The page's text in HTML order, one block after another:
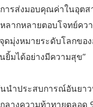
ารส่งมอบคุณค่าในอุต
ากหลายตอบโจทย์คว
ดมุ่งหมายระดับโลกของ
ยิ้มได้อย่างมีความสุข”
นำประสบการณ์อันยา
ลางความท้าทายตลอด